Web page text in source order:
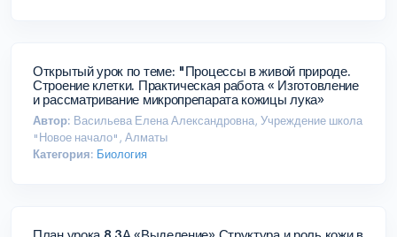
Открытый урок по теме: "Процессы в живой природе.
Строение клетки. Практическая работа « Изготовление
и рассматривание микропрепарата кожицы лука»
Автор: Васильева Елена Александровна, Учреждение школа
"Новое начало", Алматы
Категория: Биология